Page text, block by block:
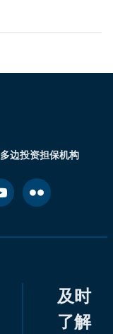
多边投资担保机构
及时
了解